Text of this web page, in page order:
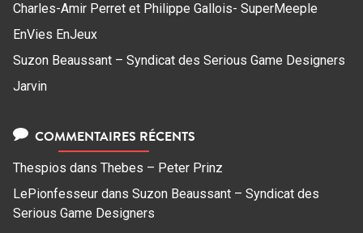
Charles-Amir Perret et Philippe Gallois- SuperMeeple
EnVies EnJeux
Suzon Beaussant – Syndicat des Serious Game Designers
Jarvin
COMMENTAIRES RÉCENTS
Thespios dans Thebes – Peter Prinz
LePionfesseur dans Suzon Beaussant – Syndicat des
Serious Game Designers